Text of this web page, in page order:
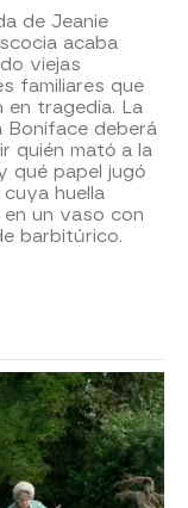
de Jeanie
acaba
viejas
familiares que
en tragedia. La
Boniface deberá
quién mató a la
qué papel jugó
huella
en un vaso con
barbitúrico.